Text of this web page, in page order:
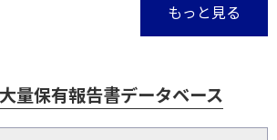
もっと見る
量保有報告書データベース